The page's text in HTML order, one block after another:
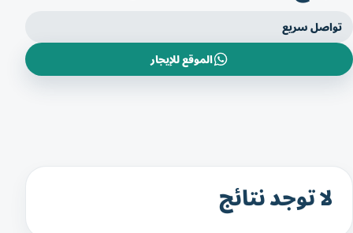
تواصل سريع
الموقع للإيجار
لا توجد نتائج